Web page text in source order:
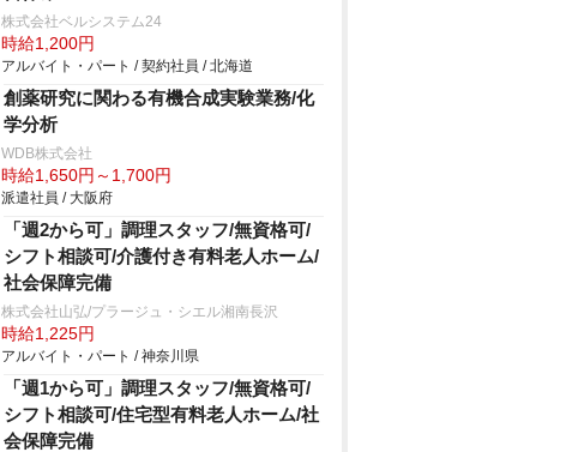
株式会社ベルシステム24
時給1,200円
アルバイト・パート / 契約社員 / 北海道
創薬研究に関わる有機合成実験業務/化
学分析
WDB株式会社
時給1,650円～1,700円
派遣社員 / 大阪府
「週2から可」調理スタッフ/無資格可/
シフト相談可/介護付き有料老人ホーム/
社会保障完備
株式会社山弘/プラージュ・シエル湘南長沢
時給1,225円
アルバイト・パート / 神奈川県
「週1から可」調理スタッフ/無資格可/
シフト相談可/住宅型有料老人ホーム/社
会保障完備